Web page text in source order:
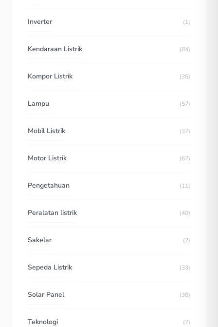
Inverter (1)
Kendaraan Listrik (84)
Kompor Listrik (35)
Lampu (57)
Mobil Listrik (37)
Motor Listrik (67)
Pengetahuan (11)
Peralatan listrik (40)
Sakelar (2)
Sepeda Listrik (33)
Solar Panel (38)
Teknologi (7)